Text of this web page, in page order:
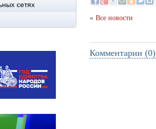
сетях
« Все новости
Комментарии (0)